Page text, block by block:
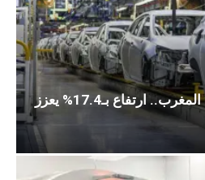
السيارات تقود صادرات المغرب.. ارتفاع بـ17.4% يعزز